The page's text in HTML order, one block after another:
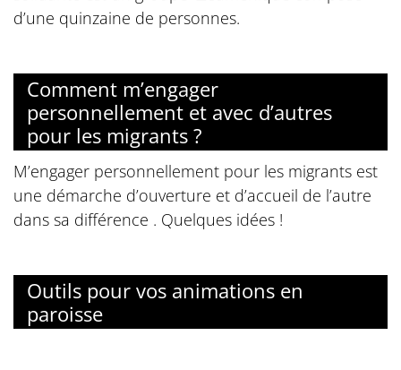
d’une quinzaine de personnes.
Comment m’engager
personnellement et avec d’autres
pour les migrants ?
M’engager personnellement pour les migrants est
une démarche d’ouverture et d’accueil de l’autre
dans sa différence . Quelques idées !
Outils pour vos animations en
paroisse